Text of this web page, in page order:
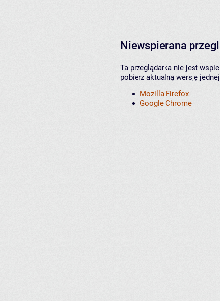
Niewspierana
Ta przeglądarka nie jest
pobierz aktualną wersję
Mozilla Firefox
Google Chrome